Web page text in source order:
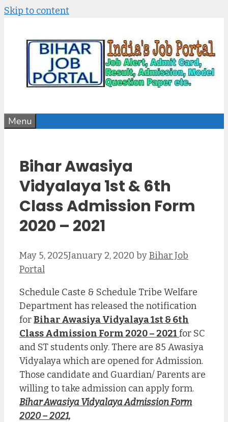
Skip to content
Menu
Bihar Awasiya
Vidyalaya 1st & 6th
Class Admission Form
2020 – 2021
May 5, 2025January 2, 2020 byBihar Job
Portal
Schedule Caste & Schedule Tribe Welfare
Department has released the notification
forBihar Awasiya Vidyalaya 1st & 6th
Class Admission Form 2020 – 2021for SC
and ST students only. There are 85 Awasiya
Vidyalaya which are opened for Admission.
Those candidate and Guardian/ Parents are
willing to take admission can apply form.
Bihar Awasiya Vidyalaya Admission Form
2020 – 2021,